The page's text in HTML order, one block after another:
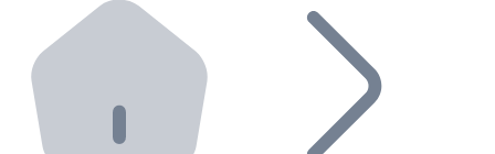
Bitnovo ATM
Integra un ATM Bitnovo en tu negocio y permite que
Bitnovo API
Integra nuestra API en tu ecosistema.